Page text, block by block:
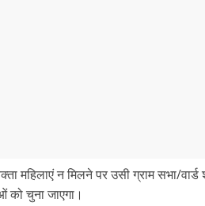
महिलाएं न मिलने पर उसी ग्राम सभा/वार्ड
को चुना जाएगा।